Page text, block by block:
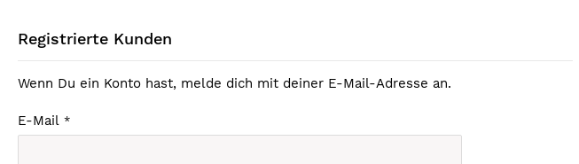
Registrierte Kunden
Wenn Du ein Konto hast, melde dich mit deiner E-Mail-Adresse an.
E-Mail